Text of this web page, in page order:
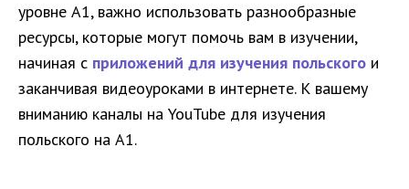
уровне A1, важно использовать разнообразные
ресурсы, которые могут помочь вам в изучении,
начиная с приложений для изучения польского и
заканчивая видеоуроками в интернете. К вашему
вниманию каналы на YouTube для изучения
польского на A1.